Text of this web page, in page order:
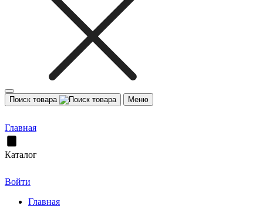
Поиск товара Меню
Главная
Каталог
Войти
Главная